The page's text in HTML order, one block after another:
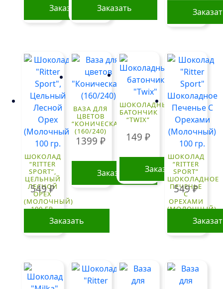
Заказать Заказать
ШОКОЛАД
“RITTER
SPORT”,
ЦЕЛЬНЫЙ
ЛЕСНОЙ
ОРЕХ
(МОЛОЧНЫЙ)
100 ГР.
549₽
Заказать
ВАЗА ДЛЯ
ЦВЕТОВ
“КОНИЧЕСКАЯ”
(160/240)
1399 ₽
Заказать
ШОКОЛАДНЫЙ
БАТОНЧИК
“TWIX”
149₽
Заказать
ШОКОЛАД
“RITTER
SPORT”
ШОКОЛАДНОЕ
ПЕЧЕНЬЕ
С
ОРЕХАМИ
(МОЛОЧНЫЙ)
100 ГР.
549₽